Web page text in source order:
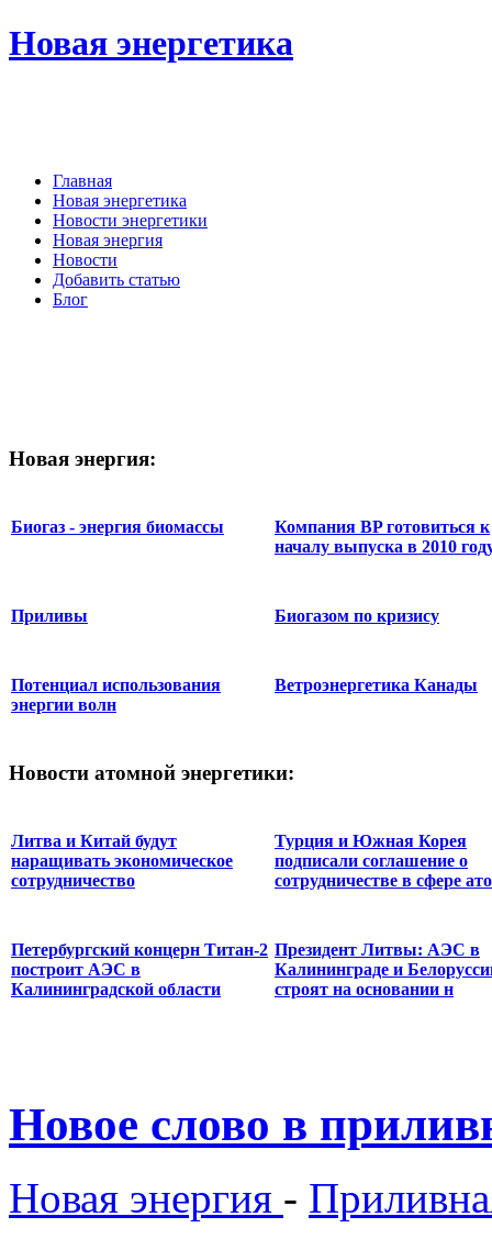
Новая энергетика
Главная
Новая энергетика
Новости энергетики
Новая энергия
Новости
Добавить статью
Блог
Новая энергия:
Биогаз - энергия биомассы
Компания BP готовиться к
началу выпуска в 2010
Приливы Биогазом по кризису
Потенциал использования
энергии волн
Ветроэнергетика Канады
Новости атомной энергетики:
Литва и Китай будут
наращивать экономическое
сотрудничество
Турция и Южная Корея
подписали соглашение о
сотрудничестве в сфере ато
Петербургский концерн Титан-2
построит АЭС в
Калининградской области
Президент Литвы: АЭС в
Калининграде и
строят на основании н
Новое слово в
Новая энергия -